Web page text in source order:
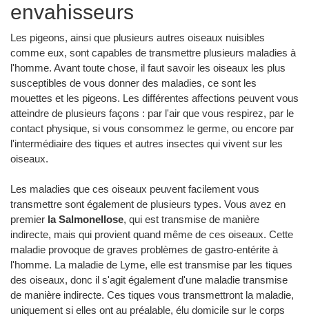
envahisseurs
Les pigeons, ainsi que plusieurs autres oiseaux nuisibles
comme eux, sont capables de transmettre plusieurs maladies à
l'homme. Avant toute chose, il faut savoir les oiseaux les plus
susceptibles de vous donner des maladies, ce sont les
mouettes et les pigeons. Les différentes affections peuvent vous
atteindre de plusieurs façons : par l'air que vous respirez, par le
contact physique, si vous consommez le germe, ou encore par
l'intermédiaire des tiques et autres insectes qui vivent sur les
oiseaux.
Les maladies que ces oiseaux peuvent facilement vous
transmettre sont également de plusieurs types. Vous avez en
premier la Salmonellose, qui est transmise de manière
indirecte, mais qui provient quand même de ces oiseaux. Cette
maladie provoque de graves problèmes de gastro-entérite à
l'homme. La maladie de Lyme, elle est transmise par les tiques
des oiseaux, donc il s'agit également d'une maladie transmise
de manière indirecte. Ces tiques vous transmettront la maladie,
uniquement si elles ont au préalable, élu domicile sur le corps